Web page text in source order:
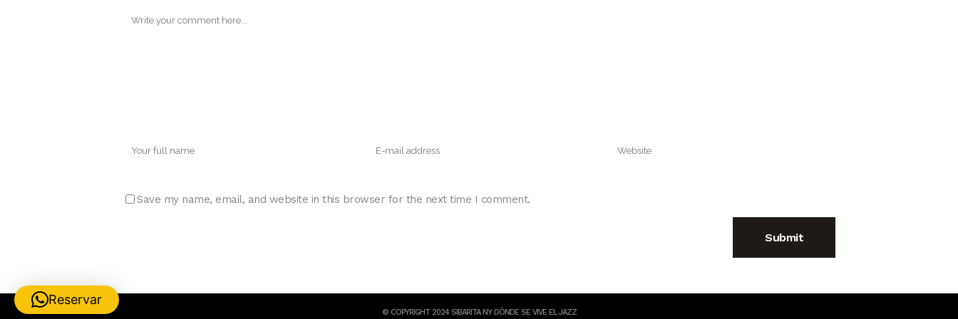
Save my name, email, and website in this browser for the next time I comment.
© COPYRIGHT 2024 SIBARITA NY DÓNDE SE VIVE EL JAZZ
Reservar